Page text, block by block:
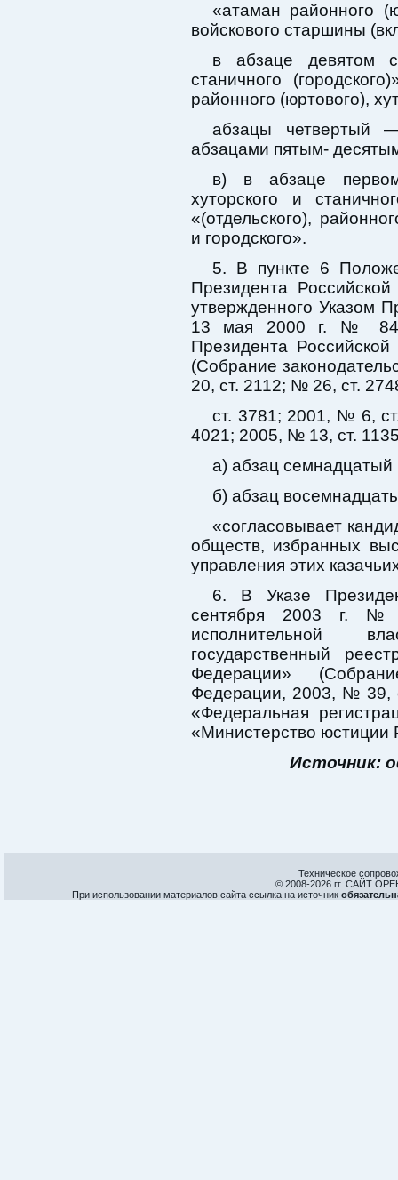
«атаман районного
войскового старшины
в абзаце девятом
станичного
районного (юртового),
абзацы четвертый —
абзацами пятым-
в) в абзаце
хуторского и
«(отдельского),
и городского».
5. В пункте 6
Президента
утвержденного Указом
13 мая 2000 г. № 849
Президента
(Собрание
20, ст. 2112; № 26, ст.
ст. 3781; 2001, № 6,
4021; 2005, № 13, ст.
а) абзац семнадцатый
б) абзац
«согласовывает
обществ, избранных
управления этих
6. В Указе
сентября 2003 г. №
исполнительной
государственный
Федерации»
Федерации, 2003, № 39,
«Федеральная
«Министерство юстиции
Источник:
Техническое
© 2008-2026 гг. САЙТ
При использовании материалов сайта ссылка на источник